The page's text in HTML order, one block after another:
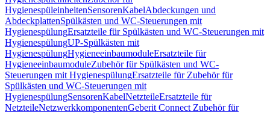
HygienespüleinheitenSensorenKabelAbdeckungen und
AbdeckplattenSpülkästen und WC-Steuerungen mit
HygienespülungErsatzteile für Spülkästen und WC-Steuerungen mit
HygienespülungUP-Spülkästen mit
HygienespülungHygieneeinbaumoduleErsatzteile für
HygieneeinbaumoduleZubehör für Spülkästen und WC-
Steuerungen mit HygienespülungErsatzteile für Zubehör für
Spülkästen und WC-Steuerungen mit
HygienespülungSensorenKabelNetzteileErsatzteile für
NetzteileNetzwerkkomponentenGeberit Connect Zubehör für